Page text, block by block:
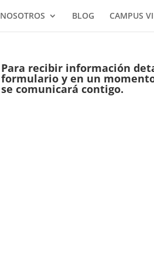
NOSOTROS BLOG CAMPUS
Para recibir información
formulario y en un
se comunicará contigo.